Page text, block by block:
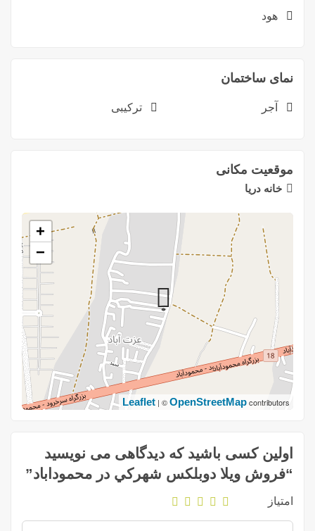
هود
نمای ساختمان
آجر ترکیبی
موقعیت مکانی
خانه دريا
+
−
Leaflet | ©OpenStreetMapcontributors
اولین کسی باشید که دیدگاهی می نویسید
“فروش ويلا دوبلكس شهركي در محموداباد”
امتیاز